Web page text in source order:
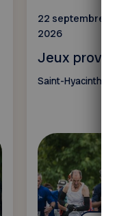
22 septembre
2026
Jeux
Saint-Hyacinthe